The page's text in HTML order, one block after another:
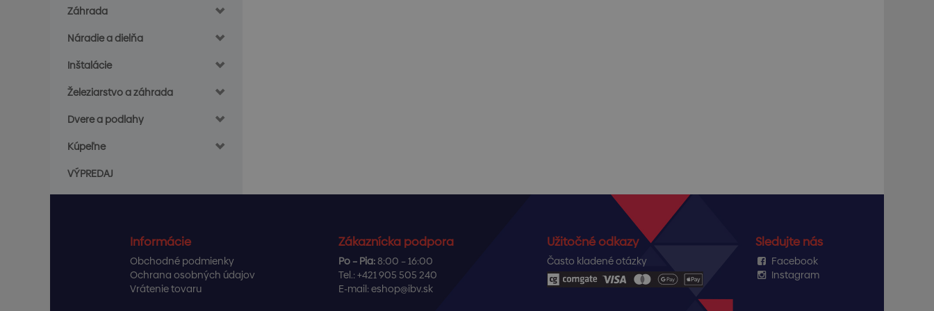
Záhrada
Náradie a dielňa
Inštalácie
Železiarstvo a záhrada
Dvere a podlahy
Kúpeľne
VÝPREDAJ
Informácie
Obchodné podmienky
Ochrana osobných údajov
Vrátenie tovaru
Zákaznícka podpora
Po – Pia:8:00 – 16:00
Tel.:+421 905 505 240
E-mail:eshop@ibv.sk
Užitočné odkazy
Často kladené otázky
Sledujte nás
Facebook
Instagram